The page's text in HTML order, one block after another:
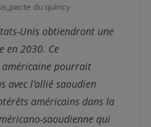
,pacte du quincy
Unis obtiendront une
en 2030. Ce
américaine pourrait
l’allié saoudien
américains dans la
saoudienne qui